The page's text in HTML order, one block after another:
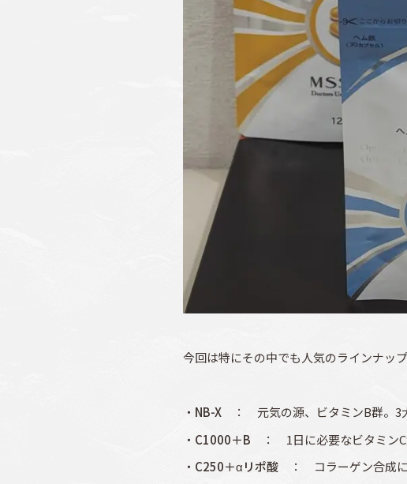
今回は特にその中でも人気のラインナップ
・ NB-X ： 元気の源、ビタミンB群。3
・ C1000＋B ： 1日に必要なビタミンC
・ C250＋αリポ酸 ： コラーゲン合成に